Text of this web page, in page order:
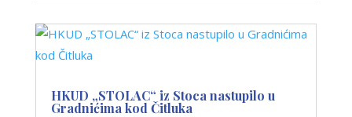
HKUD „STOLAC“ iz Stoca nastupilo u
Gradnićima kod Čitluka